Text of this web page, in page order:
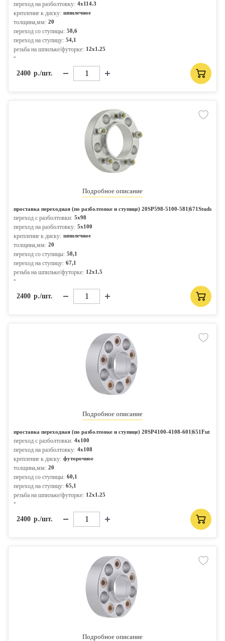
переход на разболтовку: 4x114.3
крепление к диску: шпилечное
толщина,мм: 20
переход со ступицы: 58,6
переход на ступицу: 54,1
резьба на шпильке/футорке: 12x1.25
-
2400 р./шт.
Подробное описание
проставка переходная (по разболтовке и ступице) 20SP598-5100-581|671Studs
переход с разболтовки: 5x98
переход на разболтовку: 5x100
крепление к диску: шпилечное
толщина,мм: 20
переход со ступицы: 58,1
переход на ступицу: 67,1
резьба на шпильке/футорке: 12x1.5
-
2400 р./шт.
Подробное описание
проставка переходная (по разболтовке и ступице) 20SP4100-4108-601|651Fut
переход с разболтовки: 4x100
переход на разболтовку: 4x108
крепление к диску: футорочное
толщина,мм: 20
переход со ступицы: 60,1
переход на ступицу: 65,1
резьба на шпильке/футорке: 12x1.25
-
2400 р./шт.
Подробное описание